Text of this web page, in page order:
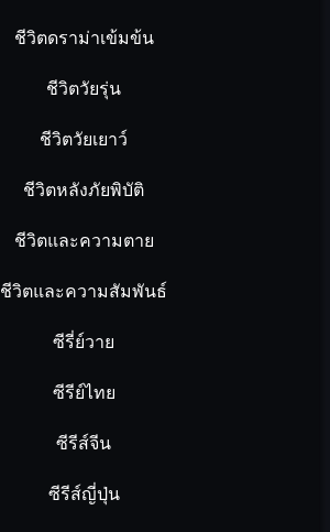
ชีวิตดราม่าเข้มข้น
ชีวิตวัยรุ่น
ชีวิตวัยเยาว์
ชีวิตหลังภัยพิบัติ
ชีวิตและความตาย
ชีวิตและความสัมพันธ์
ซีรี่ย์วาย
ซีรีย์ไทย
ซีรีส์จีน
ซีรีส์ญี่ปุ่น